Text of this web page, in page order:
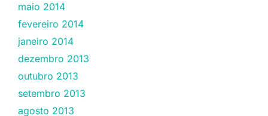
maio 2014
fevereiro 2014
janeiro 2014
dezembro 2013
outubro 2013
setembro 2013
agosto 2013